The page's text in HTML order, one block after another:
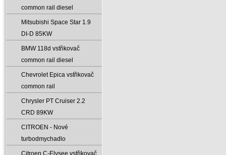
common rail diesel
Mitsubishi Space Star 1.9
DI-D 85KW
BMW 118d vstřikovač
common rail diesel
Chevrolet Epica vstřikovač
common rail
Chrysler PT Cruiser 2.2
CRD 89KW
CITROEN - Nové
turbodmychadlo
Citroen C-Elysee vstřikovač